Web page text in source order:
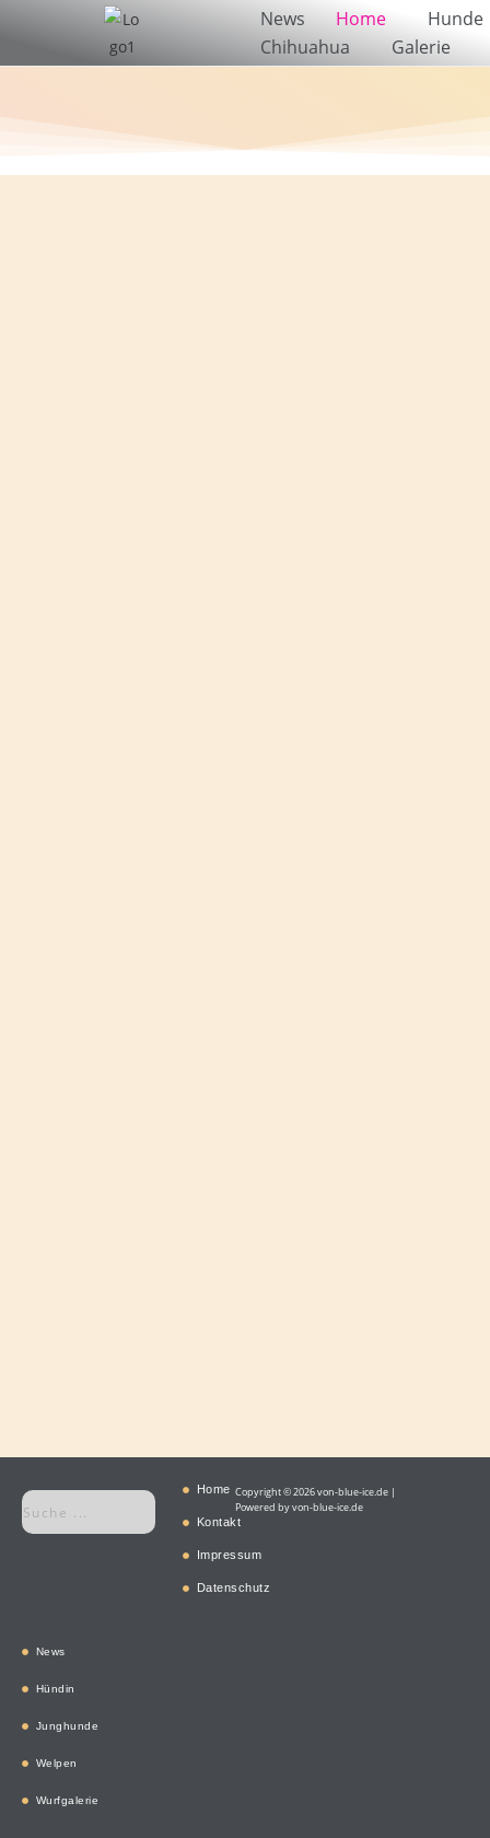
News Home
Hunde
Chihuahua
Galerie
Home
Kontakt
Impressum
Datenschutz
Copyright © 2026 von-blue-ice.de |
Powered by von-blue-ice.de
News
Hündin
Junghunde
Welpen
Wurfgalerie